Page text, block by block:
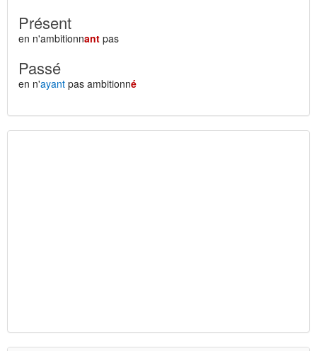
Présent
en n'ambitionnant pas
Passé
en n'ayant pas ambitionné